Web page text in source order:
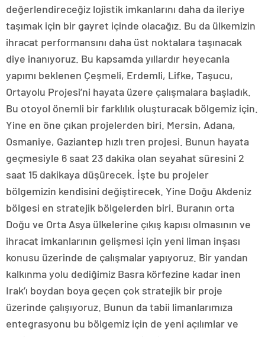
değerlendireceğiz lojistik imkanlarını daha da ileriye
taşımak için bir gayret içinde olacağız. Bu da ülkemizin
ihracat performansını daha üst noktalara taşınacak
diye inanıyoruz. Bu kapsamda yıllardır heyecanla
yapımı beklenen Çeşmeli, Erdemli, Lifke, Taşucu,
Ortayolu Projesi’ni hayata üzere çalışmalara başladık.
Bu otoyol önemli bir farklılık oluşturacak bölgemiz için.
Yine en öne çıkan projelerden biri. Mersin, Adana,
Osmaniye, Gaziantep hızlı tren projesi. Bunun hayata
geçmesiyle 6 saat 23 dakika olan seyahat süresini 2
saat 15 dakikaya düşürecek. İşte bu projeler
bölgemizin kendisini değiştirecek. Yine Doğu Akdeniz
bölgesi en stratejik bölgelerden biri. Buranın orta
Doğu ve Orta Asya ülkelerine çıkış kapısı olmasının ve
ihracat imkanlarının gelişmesi için yeni liman inşası
konusu üzerinde de çalışmalar yapıyoruz. Bir yandan
kalkınma yolu dediğimiz Basra körfezine kadar inen
Irak’ı boydan boya geçen çok stratejik bir proje
üzerinde çalışıyoruz. Bunun da tabii limanlarımıza
entegrasyonu bu bölgemiz için de yeni açılımlar ve